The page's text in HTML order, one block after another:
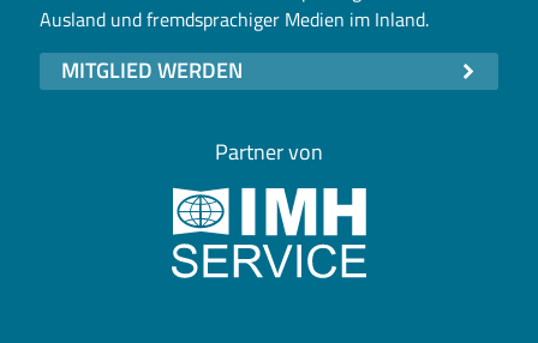
Ausland und fremdsprachiger Medien im Inland.
MITGLIED WERDEN
Partner von